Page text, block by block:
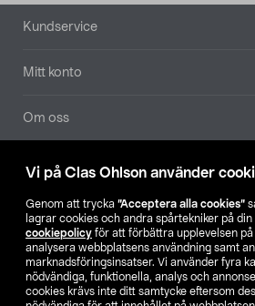
Vi på Clas Ohlson använder
Genom att trycka ”Acceptera alla cookies”
lagrar cookies och andra spårtekniker på din
cookiepolicy för att förbättra upplevelsen på
analysera webbplatsens användning samt
marknadsföringsinsatser. Vi använder fyra
nödvändiga, funktionella, analys och
cookies krävs inte ditt samtycke eftersom
Sidfot
Kundservice
Mitt konto
Om oss
Aktuellt
Våra bolag
Hitta butik
SE NO FI